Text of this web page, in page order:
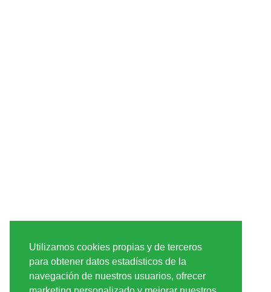
Utilizamos cookies propias y de terceros
para obtener datos estadísticos de la
navegación de nuestros usuarios, ofrecer